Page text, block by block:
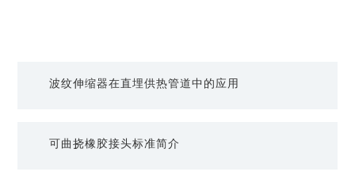
波纹伸缩器在直埋供热管道中的应用
可曲挠橡胶接头标准简介